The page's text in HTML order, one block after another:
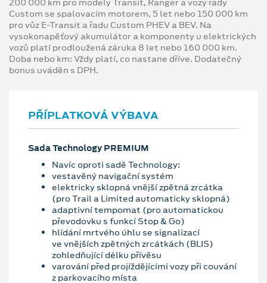
200 000 km pro modely Transit, Ranger a vozy řady
Custom se spalovacím motorem, 5 let nebo 150 000 km
pro vůz E-Transit a řadu Custom PHEV a BEV. Na
vysokonapěťový akumulátor a komponenty u elektrických
vozů platí prodloužená záruka 8 let nebo 160 000 km.
Doba nebo km: Vždy platí, co nastane dříve. Dodatečný
bonus uváděn s DPH.
PŘÍPLATKOVÁ VÝBAVA
Sada Technology PREMIUM
Navíc oproti sadě Technology:
vestavěný navigační systém
elektricky sklopná vnější zpětná zrcátka
(pro Trail a Limited automaticky sklopná)
adaptivní tempomat (pro automatickou
převodovku s funkcí Stop & Go)
hlídání mrtvého úhlu se signalizací
ve vnějších zpětných zrcátkách (BLIS)
zohledňující délku přívěsu
varování před projíždějícími vozy při couvání
z parkovacího místa